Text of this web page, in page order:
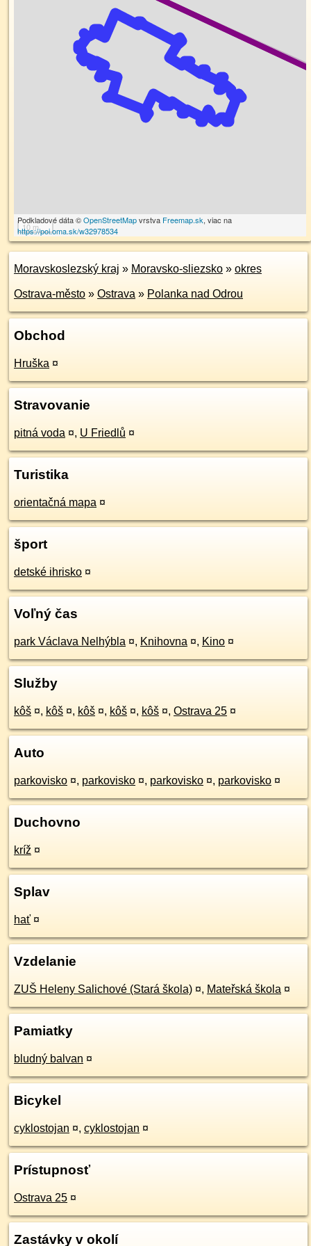
10 m
Podkladové dáta ©OpenStreetMapvrstva Freemap.sk, viac na
https://poi.oma.sk/w32978534
Moravskoslezský kraj » Moravsko-sliezsko » okres
Ostrava-město » Ostrava » Polanka nad Odrou
Obchod
Hruška ¤
Stravovanie
pitná voda ¤, U Friedlů ¤
Turistika
orientačná mapa ¤
šport
detské ihrisko ¤
Voľný čas
park Václava Nelhýbla ¤, Knihovna ¤, Kino ¤
Služby
kôš ¤, kôš ¤, kôš ¤, kôš ¤, kôš ¤, Ostrava 25 ¤
Auto
parkovisko ¤, parkovisko ¤, parkovisko ¤, parkovisko ¤
Duchovno
kríž ¤
Splav
hať ¤
Vzdelanie
ZUŠ Heleny Salichové (Stará škola) ¤, Mateřská škola ¤
Pamiatky
bludný balvan ¤
Bicykel
cyklostojan ¤, cyklostojan ¤
Prístupnosť
Ostrava 25 ¤
Zastávky v okolí